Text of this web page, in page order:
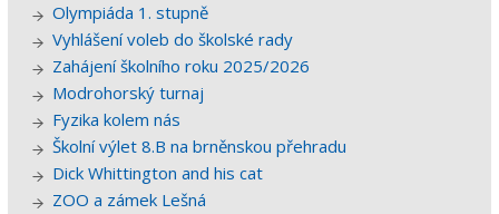
Olympiáda 1. stupně
Vyhlášení voleb do školské rady
Zahájení školního roku 2025/2026
Modrohorský turnaj
Fyzika kolem nás
Školní výlet 8.B na brněnskou přehradu
Dick Whittington and his cat
ZOO a zámek Lešná